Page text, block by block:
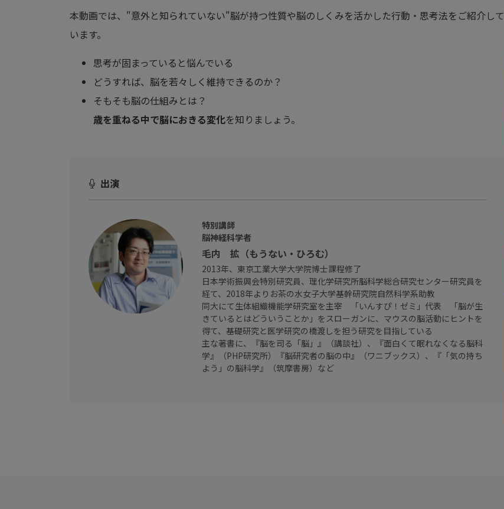
本動画では、"意外と知られていない"脳が持つ性質や脳のしくみを活かした行動・思考法をご紹介して
います。
思考が固まっていると悩んでいる
どうすれば、脳を若々しく維持できるのか？
そもそも脳の仕組みとは？
歳を重ねる中で脳におきる変化を知りましょう。
出演
特別講師
脳神経科学者
毛内 拡（もうない・ひろむ）
2013年、東京工業大学大学院博士課程修了
日本学術振興会特別研究員、理化学研究所脳科学総合研究センター研究員を
経て、2018年よりお茶の水女子大学基幹研究院自然科学系助教
同大にて生体組織機能学研究室を主宰 「いんすぴ！ゼミ」代表 「脳が生
きているとはどういうことか」をスローガンに、マウスの脳活動にヒントを
得て、基礎研究と医学研究の橋渡しを担う研究を目指している
主な著書に、『脳を司る「脳」』（講談社）、『面白くて眠れなくなる脳科
学』（PHP研究所）『脳研究者の脳の中』（ワニブックス）、『「気の持ち
よう」の脳科学』（筑摩書房）など